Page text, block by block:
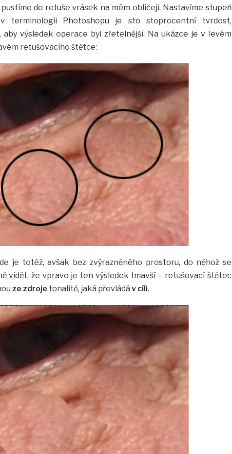
do retuše vrásek na mém obličeji. Nastavíme stupeň
terminologii Photoshopu je sto stoprocentní tvrdost,
výsledek operace byl zřetelnější. Na ukázce je v levém
retušovacího štětce:
je totéž, avšak bez zvýrazněného prostoru, do něhož se
vidět, že vpravo je ten výsledek tmavší – retušovací štětec
ze zdroje tonalitě, jaká převládá v cíli.